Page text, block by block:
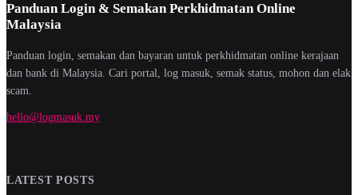
Panduan Login & Semakan Perkhidmatan Online
Malaysia
Panduan login, semakan dan bayaran untuk perkhidmatan online kerajaan
dan bank di Malaysia. Cari portal, log masuk, semak status, mohon dan elak
scam.
hello@logmasuk.my
LATEST POSTS